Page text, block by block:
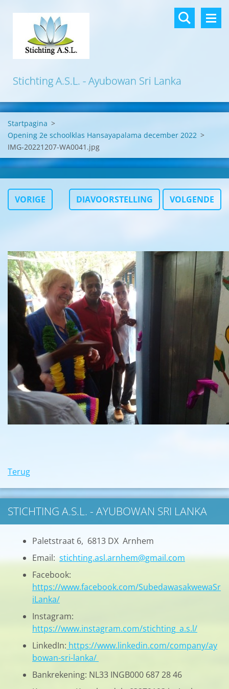
Stichting A.S.L. - Ayubowan Sri Lanka
Startpagina >
Opening 2e schoolklas Hansayapalama december 2022 >
IMG-20221207-WA0041.jpg
VORIGE DIAVOORSTELLING VOLGENDE
Terug
STICHTING A.S.L. - AYUBOWAN SRI LANKA
Paletstraat 6, 6813 DX Arnhem
Email: stichting.asl.arnhem@gmail.com
Facebook:
https://www.facebook.com/SubedawasakwewaSr
iLanka/
Instagram:
https://www.instagram.com/stichting_a.s.l/
LinkedIn: https://www.linkedin.com/company/ay
bowan-sri-lanka/
Bankrekening: NL33 INGB000 687 28 46